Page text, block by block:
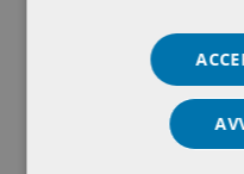
som levererar god
AUMA Scandinavia
med över 50 års